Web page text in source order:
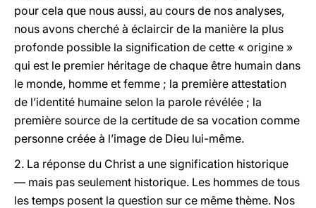
pour cela que nous aussi, au cours de nos analyses,
nous avons cherché à éclaircir de la manière la plus
profonde possible la signification de cette « origine »
qui est le premier héritage de chaque être humain dans
le monde, homme et femme ; la première attestation
de l’identité humaine selon la parole révélée ; la
première source de la certitude de sa vocation comme
personne créée à l’image de Dieu lui-même.
2. La réponse du Christ a une signification historique
— mais pas seulement historique. Les hommes de tous
les temps posent la question sur ce même thème. Nos